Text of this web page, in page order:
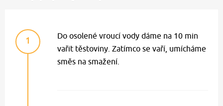
1
Do osolené vroucí vody dáme na 10 min
vařit těstoviny. Zatímco se vaří, umícháme
směs na smažení.